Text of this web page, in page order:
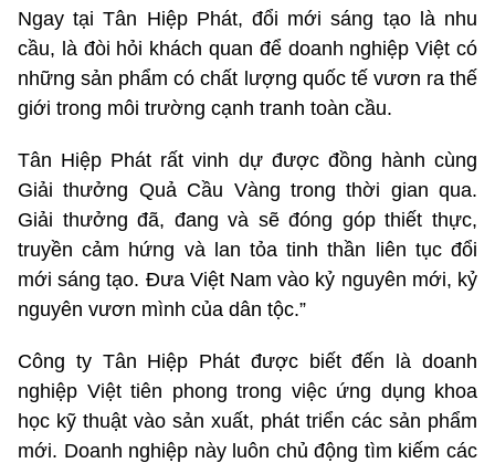
Ngay tại Tân Hiệp Phát, đổi mới sáng tạo là nhu
cầu, là đòi hỏi khách quan để doanh nghiệp Việt có
những sản phẩm có chất lượng quốc tế vươn ra thế
giới trong môi trường cạnh tranh toàn cầu.
Tân Hiệp Phát rất vinh dự được đồng hành cùng
Giải thưởng Quả Cầu Vàng trong thời gian qua.
Giải thưởng đã, đang và sẽ đóng góp thiết thực,
truyền cảm hứng và lan tỏa tinh thần liên tục đổi
mới sáng tạo. Đưa Việt Nam vào kỷ nguyên mới, kỷ
nguyên vươn mình của dân tộc.”
Công ty Tân Hiệp Phát được biết đến là doanh
nghiệp Việt tiên phong trong việc ứng dụng khoa
học kỹ thuật vào sản xuất, phát triển các sản phẩm
mới. Doanh nghiệp này luôn chủ động tìm kiếm các